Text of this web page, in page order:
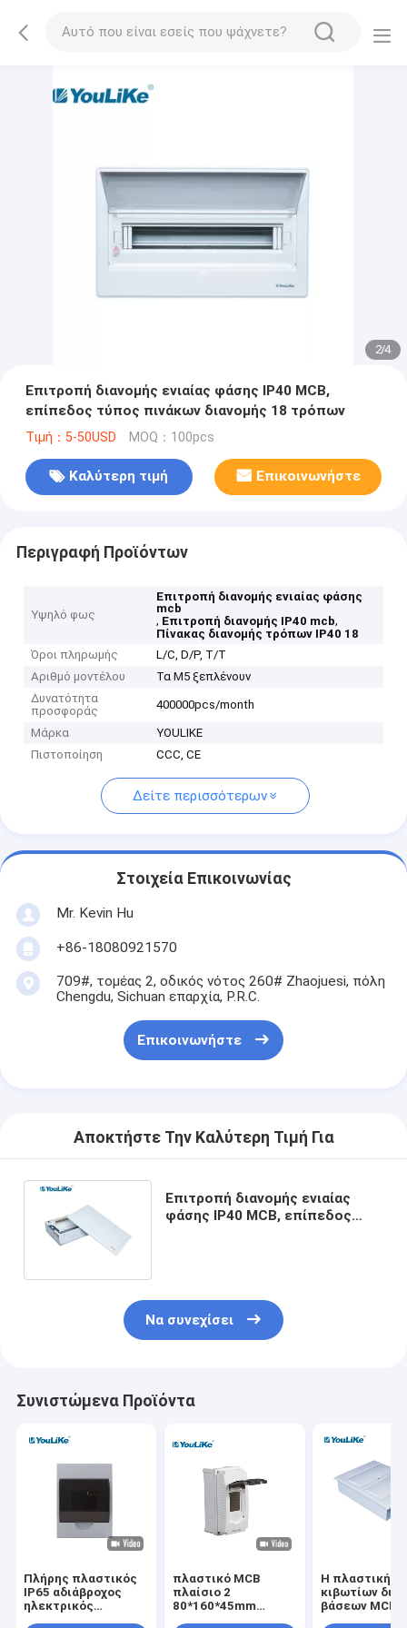
2/4
Επιτροπή διανομής ενιαίας φάσης IP40 MCB,
επίπεδος τύπος πινάκων διανομής 18 τρόπων
Τιμή：5-50USD MOQ：100pcs
Καλύτερη τιμή Επικοινωνήστε
Περιγραφή Προϊόντων
Υψηλό φως
Επιτροπή διανομής ενιαίας φάσης
mcb
, Επιτροπή διανομής IP40 mcb,
Πίνακας διανομής τρόπων IP40 18
Όροι πληρωμής
L/C, D/P, T/T
Αριθμό μοντέλου
Τα M5 ξεπλένουν
Δυνατότητα
προσφοράς
400000pcs/month
Μάρκα
YOULIKE
Πιστοποίηση
CCC, CE
Δείτε περισσότερων
Στοιχεία Επικοινωνίας
Mr. Kevin Hu
+86-18080921570
709#, τομέας 2, οδικός νότος 260# Zhaojuesi, πόλη
Chengdu, Sichuan επαρχία, P.R.C.
Επικοινωνήστε
Αποκτήστε Την Καλύτερη Τιμή Για
Επιτροπή διανομής ενιαίας
φάσης IP40 MCB, επίπεδος
Να συνεχίσει
Συνιστώμενα Προϊόντα
Πλήρης πλαστικός
IP65 αδιάβροχος
ηλεκτρικός
πλαστικό MCB
πλαίσιο 2
80*160*45mm
Η πλαστική
κιβωτίων
βάσεων MCB